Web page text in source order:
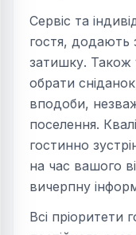
Сервіс та
гостя, додають
затишку. Також
обрати
вподоби,
поселення.
гостинно
на час вашого
вичерпну
Всі пріоритети